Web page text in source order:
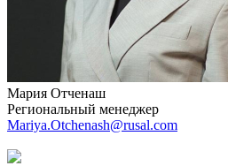
Мария Отченаш
Региональный менеджер
Mariya.Otchenash@rusal.com